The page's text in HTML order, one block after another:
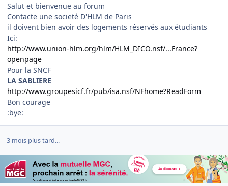
Salut et bienvenue au forum
Contacte une societé D'HLM de Paris
il doivent bien avoir des logements réservés aux étudiants
Ici:
http://www.union-hlm.org/hlm/HLM_DICO.nsf/...France?
openpage
Pour la SNCF
LA SABLIERE
http://www.groupesicf.fr/pub/isa.nsf/NFhome?ReadForm
Bon courage
:bye:
3 mois plus tard...